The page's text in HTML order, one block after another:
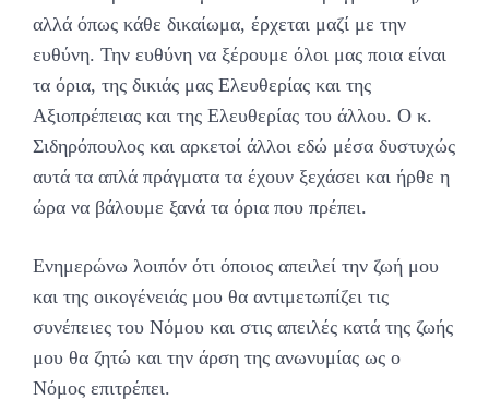
αλλά όπως κάθε δικαίωμα, έρχεται μαζί με την
ευθύνη. Την ευθύνη να ξέρουμε όλοι μας ποια είναι
τα όρια, της δικιάς μας Ελευθερίας και της
Αξιοπρέπειας και της Ελευθερίας του άλλου. Ο κ.
Σιδηρόπουλος και αρκετοί άλλοι εδώ μέσα δυστυχώς
αυτά τα απλά πράγματα τα έχουν ξεχάσει και ήρθε η
ώρα να βάλουμε ξανά τα όρια που πρέπει.
Ενημερώνω λοιπόν ότι όποιος απειλεί την ζωή μου
και της οικογένειάς μου θα αντιμετωπίζει τις
συνέπειες του Νόμου και στις απειλές κατά της ζωής
μου θα ζητώ και την άρση της ανωνυμίας ως ο
Νόμος επιτρέπει.